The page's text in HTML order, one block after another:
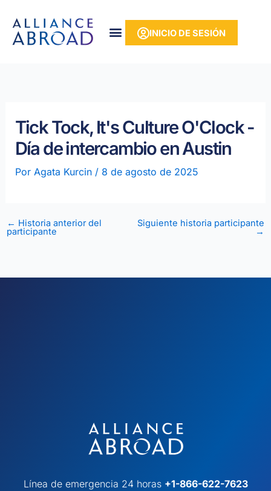
contenido
INICIO DE SESIÓN
Tick Tock, It's Culture O'Clock -
Día de intercambio en Austin
Por Agata Kurcin / 8 de agosto de 2025
← Historia anterior del
participante
Siguiente historia participante
→
Línea de emergencia 24 horas +1-866-622-7623